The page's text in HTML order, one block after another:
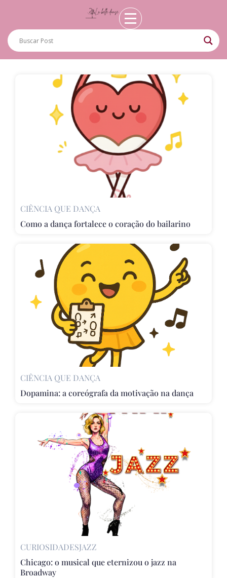
CIÊNCIA QUE DANÇA
Como a dança fortalece o coração do bailarino
CIÊNCIA QUE DANÇA
Dopamina: a coreógrafa da motivação na dança
CURIOSIDADESJAZZ
Chicago: o musical que eternizou o jazz na
Broadway